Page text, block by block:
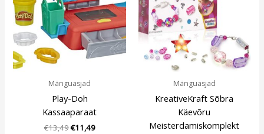
Mänguasjad
Play-Doh
Kassaaparaat
€13,49€11,49
Mänguasjad
KreativeKraft Sõbra
Käevõru
Meisterdamiskomplekt